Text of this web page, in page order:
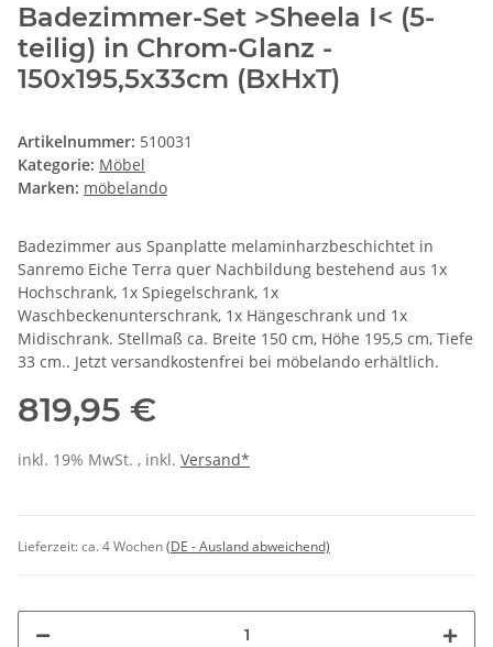
Badezimmer-Set >Sheela I< (5-
teilig) in Chrom-Glanz -
150x195,5x33cm (BxHxT)
Artikelnummer: 510031
Kategorie: Möbel
Marken: möbelando
Badezimmer aus Spanplatte melaminharzbeschichtet in
Sanremo Eiche Terra quer Nachbildung bestehend aus 1x
Hochschrank, 1x Spiegelschrank, 1x
Waschbeckenunterschrank, 1x Hängeschrank und 1x
Midischrank. Stellmaß ca. Breite 150 cm, Höhe 195,5 cm, Tiefe
33 cm.. Jetzt versandkostenfrei bei möbelando erhältlich.
819,95 €
inkl. 19% MwSt. , inkl. Versand*
Lieferzeit:ca. 4 Wochen(DE - Ausland abweichend)